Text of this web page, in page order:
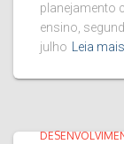
planejamento
ensino,
julho
Leia